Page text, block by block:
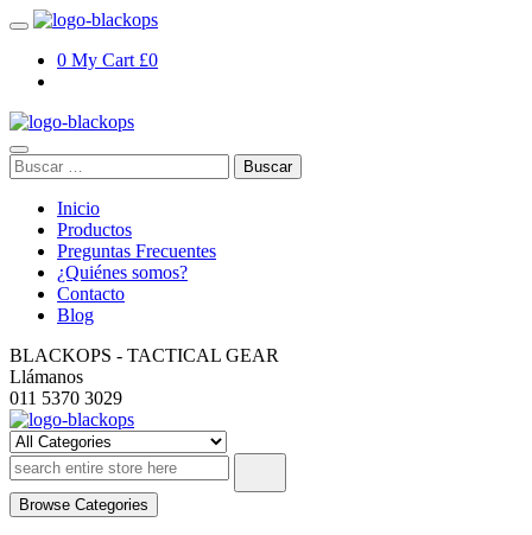
Skip
content0 My Cart £0
Buscar:
Inicio
Productos
Preguntas Frecuentes
¿Quiénes somos?
Contacto
Blog
BLACKOPS - TACTICAL GEAR
Llámanos
011 5370 3029
TEST – blackopsoficial.com.ar
Browse Categories